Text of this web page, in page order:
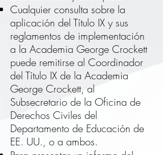
Cualquier consulta sobre la
aplicación del Título IX y sus
reglamentos de implementación
a la Academia George Crockett
puede remitirse al Coordinador
del Título IX de la Academia
George Crockett, al
Subsecretario de la Oficina de
Derechos Civiles del
Departamento de Educación de
EE. UU., o a ambos.